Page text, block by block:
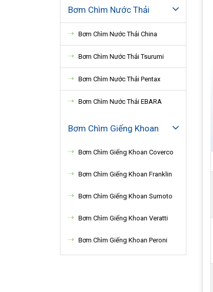
Bơm Chìm Nước Thải
Bơm Chìm Nước Thải China
Bơm Chìm Nước Thải Tsurumi
Bơm Chìm Nước Thải Pentax
Bơm Chìm Nước Thải EBARA
Bơm Chìm Giếng Khoan
Bơm Chìm Giếng Khoan Coverco
Bơm Chìm Giếng Khoan Franklin
Bơm Chìm Giếng Khoan Sumoto
Bơm Chìm Giếng Khoan Veratti
Bơm Chìm Giếng Khoan Peroni